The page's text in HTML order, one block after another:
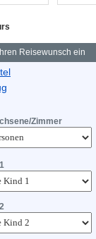
Reisewunsch ein
Zimmer